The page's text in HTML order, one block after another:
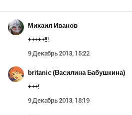
Михаил Иванов
+++++!!!
9 Декабрь 2013, 15:22
britanic (Василина Бабушкина)
+++!
9 Декабрь 2013, 18:19